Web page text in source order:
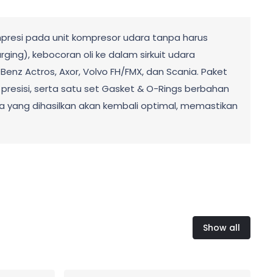
pada unit kompresor udara tanpa harus
kebocoran oli ke dalam sirkuit udara
Actros, Axor, Volvo FH/FMX, dan Scania. Paket
serta satu set Gasket & O-Rings berbahan
dihasilkan akan kembali optimal, memastikan
Show all